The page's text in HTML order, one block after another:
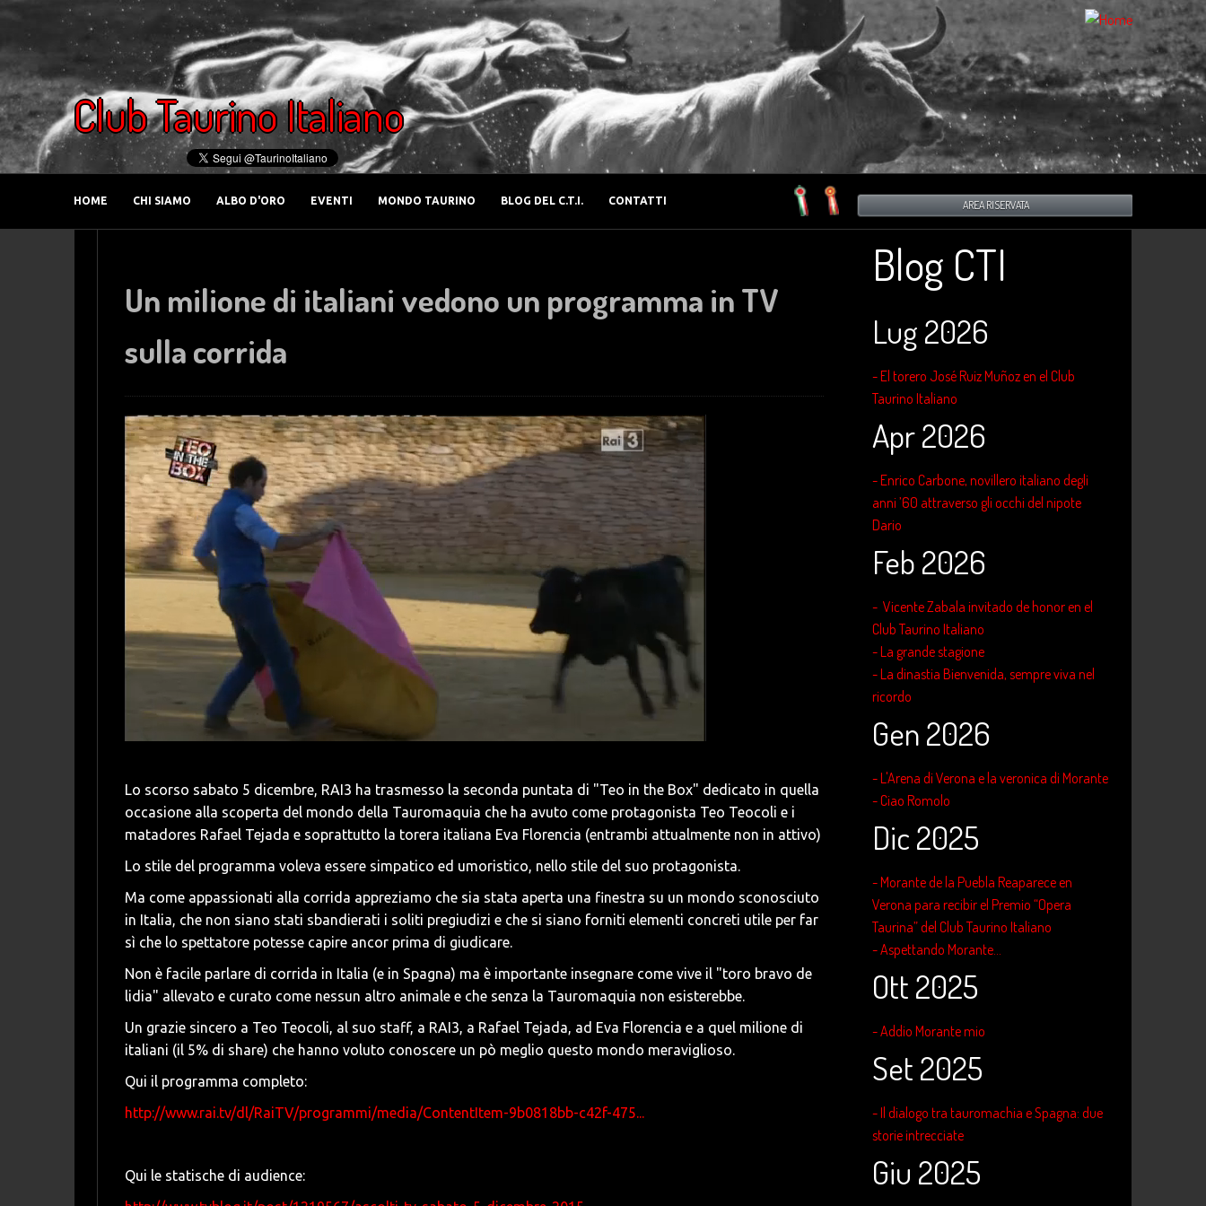
Club Taurino Italiano
HOME CHI SIAMO ALBO D'ORO EVENTI MONDO TAURINO BLOG DEL C.T.I. CONTATTI AREA RISERVATA
Un milione di italiani vedono un programma in TV
sulla corrida
Lo scorso sabato 5 dicembre, RAI3 ha trasmesso la seconda puntata di "Teo in the Box" dedicato in quella
occasione alla scoperta del mondo della Tauromaquia che ha avuto come protagonista Teo Teocoli e i
matadores Rafael Tejada e soprattutto la torera italiana Eva Florencia (entrambi attualmente non in attivo)
Lo stile del programma voleva essere simpatico ed umoristico, nello stile del suo protagonista.
Ma come appassionati alla corrida appreziamo che sia stata aperta una finestra su un mondo sconosciuto
in Italia, che non siano stati sbandierati i soliti pregiudizi e che si siano forniti elementi concreti utile per far
sì che lo spettatore potesse capire ancor prima di giudicare.
Non è facile parlare di corrida in Italia (e in Spagna) ma è importante insegnare come vive il "toro bravo de
lidia" allevato e curato come nessun altro animale e che senza la Tauromaquia non esisterebbe.
Un grazie sincero a Teo Teocoli, al suo staff, a RAI3, a Rafael Tejada, ad Eva Florencia e a quel milione di
italiani (il 5% di share) che hanno voluto conoscere un pò meglio questo mondo meraviglioso.
Qui il programma completo:
http://www.rai.tv/dl/RaiTV/programmi/media/ContentItem-9b0818bb-c42f-475...
Qui le statische di audience:
Blog CTI
Lug 2026
- El torero José Ruiz Muñoz en el Club
Taurino Italiano
Apr 2026
- Enrico Carbone, novillero italiano degli
anni ’60 attraverso gli occhi del nipote
Dario
Feb 2026
- Vicente Zabala invitado de honor en el
Club Taurino Italiano
- La grande stagione
- La dinastia Bienvenida, sempre viva nel
ricordo
Gen 2026
- L'Arena di Verona e la veronica di Morante
- Ciao Romolo
Dic 2025
- Morante de la Puebla Reaparece en
Verona para recibir el Premio “Opera
Taurina” del Club Taurino Italiano
- Aspettando Morante...
Ott 2025
- Addio Morante mio
Set 2025
- Il dialogo tra tauromachia e Spagna: due
storie intrecciate
Giu 2025